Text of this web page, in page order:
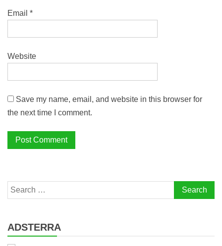
Email *
Website
Save my name, email, and website in this browser for
the next time I comment.
Search
for:
ADSTERRA